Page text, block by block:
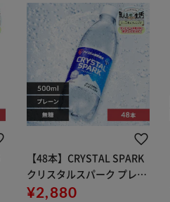
【48本】CRYSTAL SPARK
クリスタルスパーク プレー
ン 500ml
¥2,880